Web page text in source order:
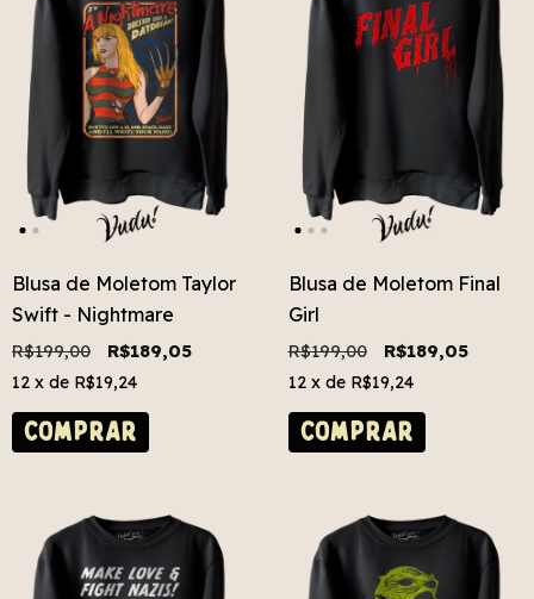
Blusa de Moletom Taylor
Swift - Nightmare
R$199,00 R$189,05
12 x de R$19,24
COMPRAR
Blusa de Moletom Final
Girl
R$199,00 R$189,05
12 x de R$19,24
COMPRAR